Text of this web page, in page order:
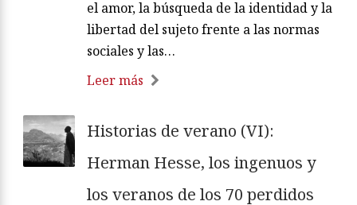
el amor, la búsqueda de la identidad y la
libertad del sujeto frente a las normas
sociales y las…
Leer más
Historias de verano (VI):
Herman Hesse, los ingenuos y
los veranos de los 70 perdidos